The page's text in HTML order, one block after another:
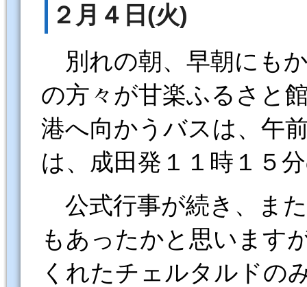
２月４日(火)
別れの朝、早朝にも
の方々が甘楽ふるさと
港へ向かうバスは、午
は、成田発１１時１５
公式行事が続き、ま
もあったかと思います
くれたチェルタルドの